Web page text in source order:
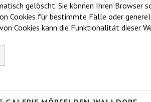
gelöscht. Sie können Ihren Browser
Cookies für bestimmte Fälle oder
Cookies kann die Funktionalität dieser
Anfahrt zur Kommunalen Galerie und zum